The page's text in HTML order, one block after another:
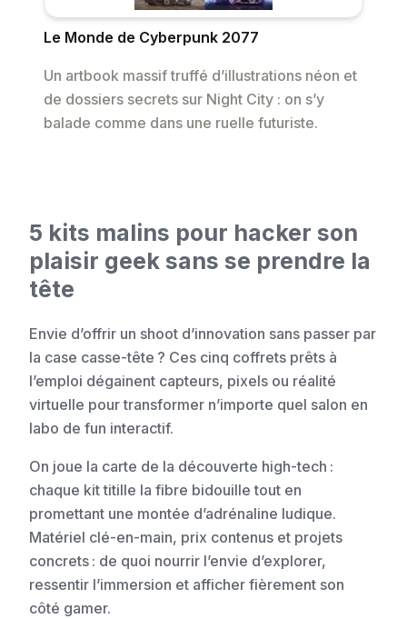
Le Monde de Cyberpunk 2077
Un artbook massif truffé d’illustrations néon et
de dossiers secrets sur Night City : on s’y
balade comme dans une ruelle futuriste.
5 kits malins pour hacker son
plaisir geek sans se prendre la
tête
Envie d’offrir un shoot d’innovation sans passer par
la case casse-tête ? Ces cinq coffrets prêts à
l’emploi dégainent capteurs, pixels ou réalité
virtuelle pour transformer n’importe quel salon en
labo de fun interactif.
On joue la carte de la découverte high-tech :
chaque kit titille la fibre bidouille tout en
promettant une montée d’adrénaline ludique.
Matériel clé-en-main, prix contenus et projets
concrets : de quoi nourrir l’envie d’explorer,
ressentir l’immersion et afficher fièrement son
côté gamer.